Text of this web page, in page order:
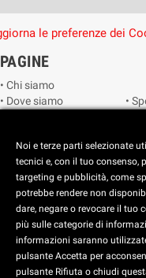
le preferenze dei
PAGINE
• Chi siamo
• Dove siamo
• Reimposta le
preferenze dei
cookie
•
•
Copyright © 2025
Noi e terze parti selezionate
tecnici e, con il tuo consenso,
targeting e pubblicità, come
potrebbe rendere non
dare, negare o revocare il tuo
più sulle categorie di
informazioni saranno
pulsante Accetta per
pulsante Rifiuta o chiudi